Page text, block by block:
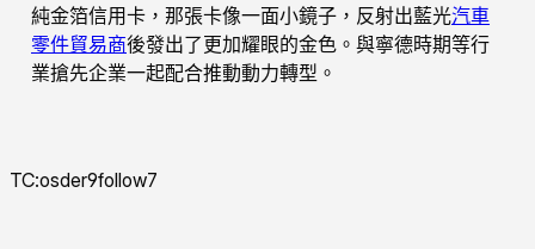
純金箔信用卡，那張卡像一面小鏡子，反射出藍光汽車
零件貿易商後發出了更加耀眼的金色。與寧德時期等行
業搶先企業一起配合推動動力轉型。
TC:osder9follow7